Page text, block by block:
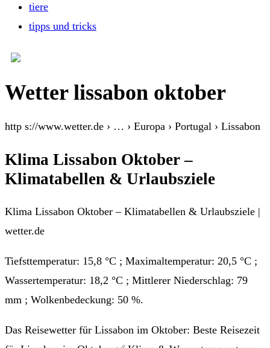
tiere
tipps und tricks
Wetter lissabon oktober
http s://www.wetter.de › … › Europa › Portugal › Lissabon
Klima Lissabon Oktober –
Klimatabellen & Urlaubsziele
Klima Lissabon Oktober – Klimatabellen & Urlaubsziele |
wetter.de
Tiefsttemperatur: 15,8 °C ; Maximaltemperatur: 20,5 °C ;
Wassertemperatur: 18,2 °C ; Mittlerer Niederschlag: 79
mm ; Wolkenbedeckung: 50 %.
Das Reisewetter für Lissabon im Oktober: Beste Reisezeit